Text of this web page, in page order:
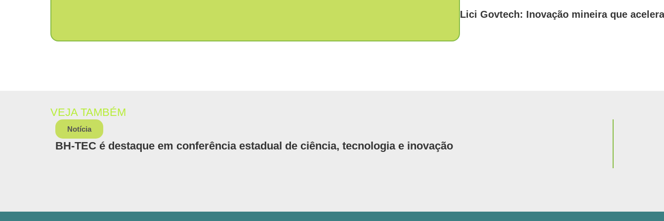
Lici Govtech: Inovação mineira que
VEJA TAMBÉM
Notícia
BH-TEC é destaque em conferência estadual de ciência, tecnologia e inovação